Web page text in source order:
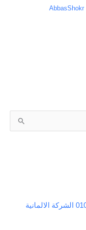
AbbasShokr
مكافحة الحشرات في القاهرة 01003143029 الشركة الالمانية